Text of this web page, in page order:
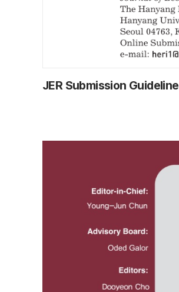
JER Submission Guideline